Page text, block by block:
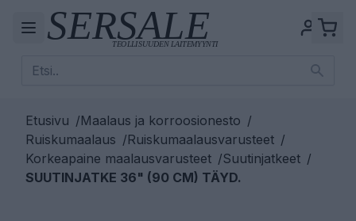
Etusivu /Maalaus ja korroosionesto /
Ruiskumaalaus /Ruiskumaalausvarusteet /
Korkeapaine maalausvarusteet /Suutinjatkeet /
SUUTINJATKE 36" (90 CM) TÄYD.